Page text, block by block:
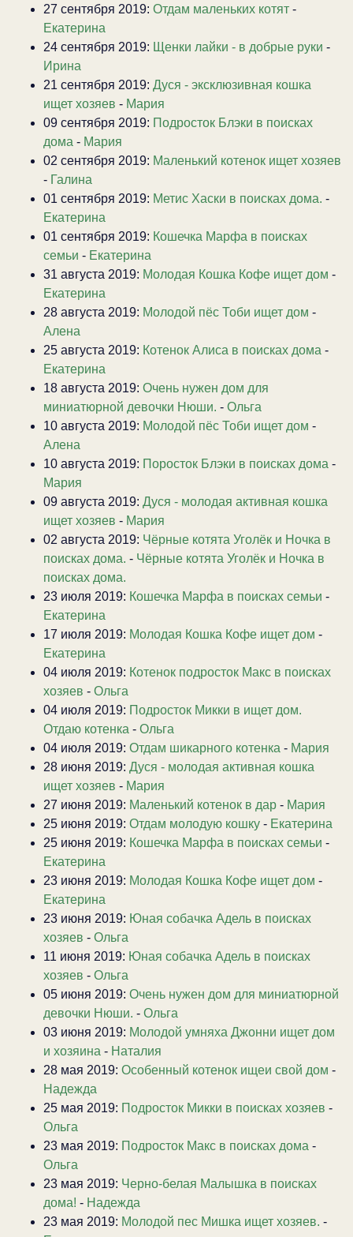
27 сентября 2019: Отдам маленьких котят -
Екатерина
24 сентября 2019: Щенки лайки - в добрые руки -
Ирина
21 сентября 2019: Дуся - эксклюзивная кошка
ищет хозяев - Мария
09 сентября 2019: Подросток Блэки в поисках
дома - Мария
02 сентября 2019: Маленький котенок ищет хозяев
- Галина
01 сентября 2019: Метис Хаски в поисках дома. -
Екатерина
01 сентября 2019: Кошечка Марфа в поисках
семьи - Екатерина
31 августа 2019: Молодая Кошка Кофе ищет дом -
Екатерина
28 августа 2019: Молодой пёс Тоби ищет дом -
Алена
25 августа 2019: Котенок Алиса в поисках дома -
Екатерина
18 августа 2019: Очень нужен дом для
миниатюрной девочки Нюши. - Ольга
10 августа 2019: Молодой пёс Тоби ищет дом -
Алена
10 августа 2019: Поросток Блэки в поисках дома -
Мария
09 августа 2019: Дуся - молодая активная кошка
ищет хозяев - Мария
02 августа 2019: Чёрные котята Уголёк и Ночка в
поисках дома. - Чёрные котята Уголёк и Ночка в
поисках дома.
23 июля 2019: Кошечка Марфа в поисках семьи -
Екатерина
17 июля 2019: Молодая Кошка Кофе ищет дом -
Екатерина
04 июля 2019: Котенок подросток Макс в поисках
хозяев - Ольга
04 июля 2019: Подросток Микки в ищет дом.
Отдаю котенка - Ольга
04 июля 2019: Отдам шикарного котенка - Мария
28 июня 2019: Дуся - молодая активная кошка
ищет хозяев - Мария
27 июня 2019: Маленький котенок в дар - Мария
25 июня 2019: Отдам молодую кошку - Екатерина
25 июня 2019: Кошечка Марфа в поисках семьи -
Екатерина
23 июня 2019: Молодая Кошка Кофе ищет дом -
Екатерина
23 июня 2019: Юная собачка Адель в поисках
хозяев - Ольга
11 июня 2019: Юная собачка Адель в поисках
хозяев - Ольга
05 июня 2019: Очень нужен дом для миниатюрной
девочки Нюши. - Ольга
03 июня 2019: Молодой умняха Джонни ищет дом
и хозяина - Наталия
28 мая 2019: Особенный котенок ищеи свой дом -
Надежда
25 мая 2019: Подросток Микки в поисках хозяев -
Ольга
23 мая 2019: Подросток Макс в поисках дома -
Ольга
23 мая 2019: Черно-белая Малышка в поисках
дома! - Надежда
23 мая 2019: Молодой пес Мишка ищет хозяев. -